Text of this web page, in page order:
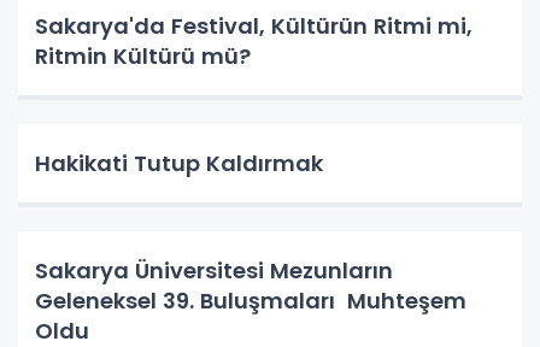
Sakarya'da Festival, Kültürün Ritmi mi,
Ritmin Kültürü mü?
Hakikati Tutup Kaldırmak
Sakarya Üniversitesi Mezunların
Geleneksel 39. Buluşmaları Muhteşem
Oldu